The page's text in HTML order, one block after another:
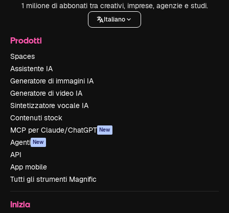
1 milione di abbonati tra creativi, imprese, agenzie e studi.
Italiano
Prodotti
Spaces
Assistente IA
Generatore di immagini IA
Generatore di video IA
Sintetizzatore vocale IA
Contenuti stock
MCP per Claude/ChatGPT New
Agenti New
API
App mobile
Tutti gli strumenti Magnific
Inizia